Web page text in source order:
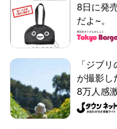
8日に発
だよ~。
「ジブ
が撮影し
8万人感